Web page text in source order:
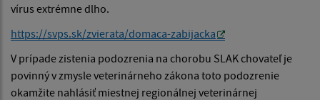
vírus extrémne dlho.
https://svps.sk/zvierata/domaca-zabijacka
V prípade zistenia podozrenia na chorobu SLAK chovateľ je
povinný v zmysle veterinárneho zákona toto podozrenie
okamžite nahlásiť miestnej regionálnej veterinárnej